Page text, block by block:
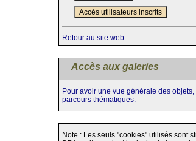
Accès utilisateurs inscrits
Retour au site web
Accès aux galeries
Pour avoir une vue générale des
parcours thématiques.
Note : Les seuls "cookies" utilisés sont